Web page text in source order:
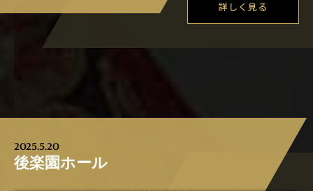
詳しく見る
2025.5.20
後楽園ホール